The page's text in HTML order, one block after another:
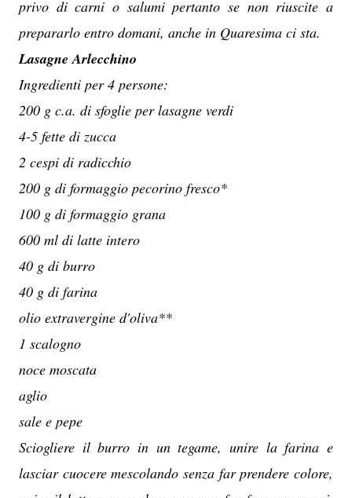
privo di carni o salumi pertanto se non riuscite a
prepararlo entro domani, anche in Quaresima ci sta.
Lasagne Arlecchino
Ingredienti per 4 persone:
200 g c.a. di sfoglie per lasagne verdi
4-5 fette di zucca
2 cespi di radicchio
200 g di formaggio pecorino fresco*
100 g di formaggio grana
600 ml di latte intero
40 g di burro
40 g di farina
olio extravergine d'oliva**
1 scalogno
noce moscata
aglio
sale e pepe
Sciogliere il burro in un tegame, unire la farina e
lasciar cuocere mescolando senza far prendere colore,